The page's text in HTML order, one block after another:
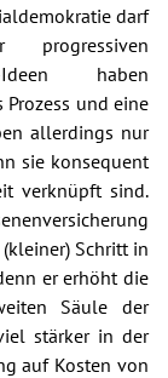
darf
progressiven
Ideen haben
und eine
allerdings nur
sie konsequent
verknüpft sind.
Schritt in
er erhöht die
Säule der
stärker in der
auf Kosten von